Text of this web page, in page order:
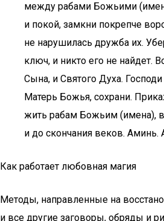
между рабами Божьими
и покой, замкни покрепче
не нарушилась дружба их.
ключ, и никто его не найдет.
Сына, и Святого Духа.
Матерь Божья, сохрани.
жить рабам Божьим (имена),
и до скончания веков. Аминь.
Как работает любовная магия
Методы, направленные на
и все другие заговоры, обряды и